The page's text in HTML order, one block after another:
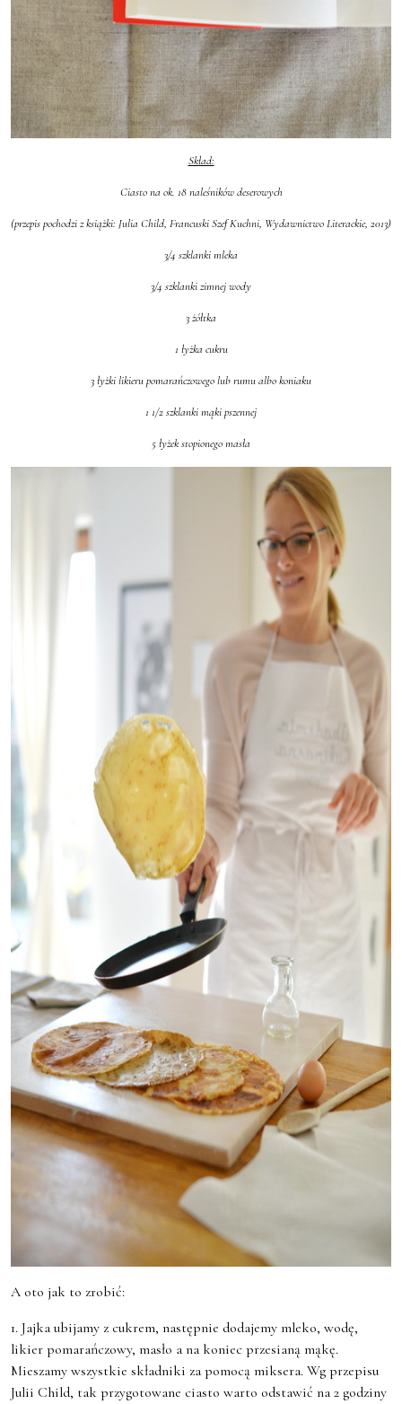
Skład:
Ciasto na ok. 18 naleśników deserowych
(przepis pochodzi z książki: Julia Child, Francuski Szef Kuchni, Wydawnictwo Literackie, 2013)
3/4 szklanki mleka
3/4 szklanki zimnej wody
3 żółtka
1 łyżka cukru
3 łyżki likieru pomarańczowego lub rumu albo koniaku
1 1/2 szklanki mąki pszennej
5 łyżek stopionego masła
A oto jak to zrobić:
1. Jajka ubijamy z cukrem, następnie dodajemy mleko, wodę,
likier pomarańczowy, masło a na koniec przesianą mąkę.
Mieszamy wszystkie składniki za pomocą miksera. Wg przepisu
Julii Child, tak przygotowane ciasto warto odstawić na 2 godziny